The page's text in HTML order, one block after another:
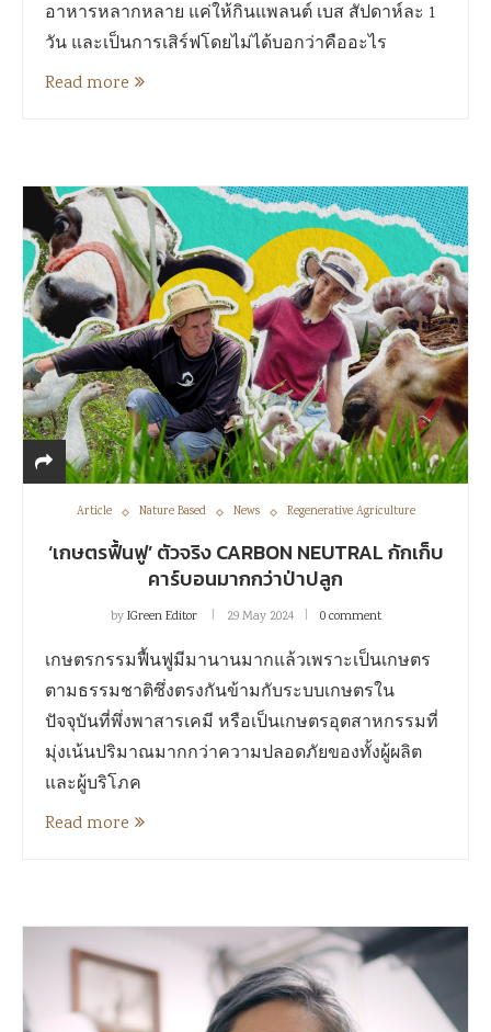
อาหารหลากหลาย แค่ให้กินแพลนต์ เบส สัปดาห์ละ 1
วัน และเป็นการเสิร์ฟโดยไม่ได้บอกว่าคืออะไร
Read more
Article Nature Based News Regenerative Agriculture
‘เกษตรฟื้นฟู’ ตัวจริง CARBON NEUTRAL กักเก็บ
คาร์บอนมากกว่าป่าปลูก
byIGreen Editor 29 May 2024 0 comment
เกษตรกรรมฟื้นฟูมีมานานมากแล้วเพราะเป็นเกษตร
ตามธรรมชาติซึ่งตรงกันข้ามกับระบบเกษตรใน
ปัจจุบันที่พึ่งพาสารเคมี หรือเป็นเกษตรอุตสาหกรรมที่
มุ่งเน้นปริมาณมากกว่าความปลอดภัยของทั้งผู้ผลิต
และผู้บริโภค
Read more